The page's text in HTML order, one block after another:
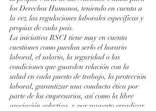
los Derechos Humanos, teniendo en cuenta a
la vez las regulaciones laborales específicas y
propias de cada país.
La iniciativa BSCI tiene muy en cuenta
cuestiones como puedan serlo el horario
laboral, el salario, la seguridad o las
condiciones que guarden relación con la
salud en cada puesto de trabajo, la protección
laboral, garantizar una conducta ética por
parte de los empresarios, así como la libre
asociación colectiva, y por supuesto erradicar